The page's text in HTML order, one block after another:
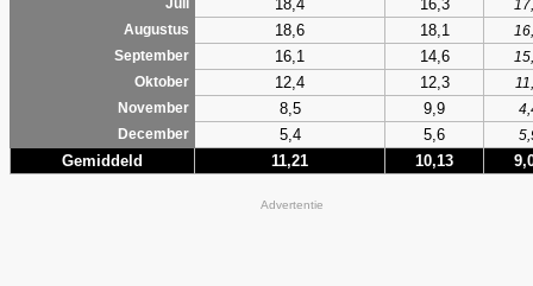
Juli
18,4 16,3
Augustus
18,6 18,1
September
16,1 14,6
Oktober
12,4 12,3
November
8,5 9,9
December
5,4 5,6
Gemiddeld 11,21 10,13
Advertentie